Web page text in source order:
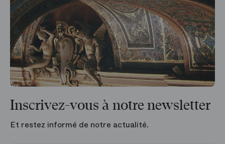
Inscrivez-vous à notre newsletter
Et restez informé de notre actualité.